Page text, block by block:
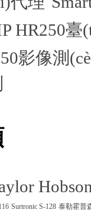
HR250
影像測
Surtronic S-128 泰勒霍普